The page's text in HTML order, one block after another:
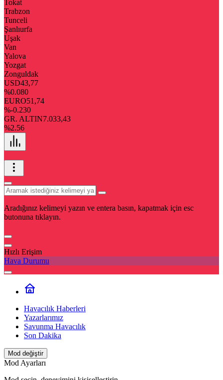
Tokat
Trabzon
Tunceli
Şanlıurfa
Uşak
Van
Yalova
Yozgat
Zonguldak
USD43,77
%0.080
EURO51,74
%-0.230
GR. ALTIN7.033,43
%2.56
Aradığınız kelimeyi yazın ve entera basın, kapatmak için esc
butonuna tıklayın.
Hızlı Erişim
Hava Durumu
Havacılık Haberleri
Yazarlarımız
Savunma Havacılık
Son Dakika
Mod değiştir
Mod Ayarları